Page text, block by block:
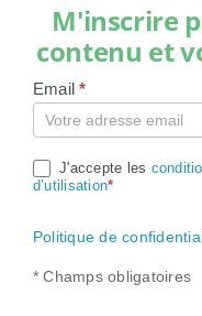
M'inscrire
contenu et
Compte
Email*
J'accepte les
d’utilisation*
Politique de
* Champs obligatoires